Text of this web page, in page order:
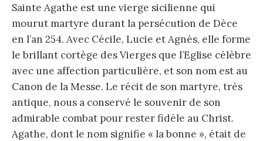
Sainte Agathe est une vierge sicilienne qui
mourut martyre durant la persécution de Dèce
en l’an 254. Avec Cécile, Lucie et Agnès, elle forme
le brillant cortège des Vierges que l’Eglise célèbre
avec une affection particulière, et son nom est au
Canon de la Messe. Le récit de son martyre, très
antique, nous a conservé le souvenir de son
admirable combat pour rester fidèle au Christ.
Agathe, dont le nom signifie « la bonne », était de